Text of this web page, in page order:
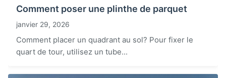
Comment poser une plinthe de parquet
janvier 29, 2026
Comment placer un quadrant au sol? Pour fixer le
quart de tour, utilisez un tube...